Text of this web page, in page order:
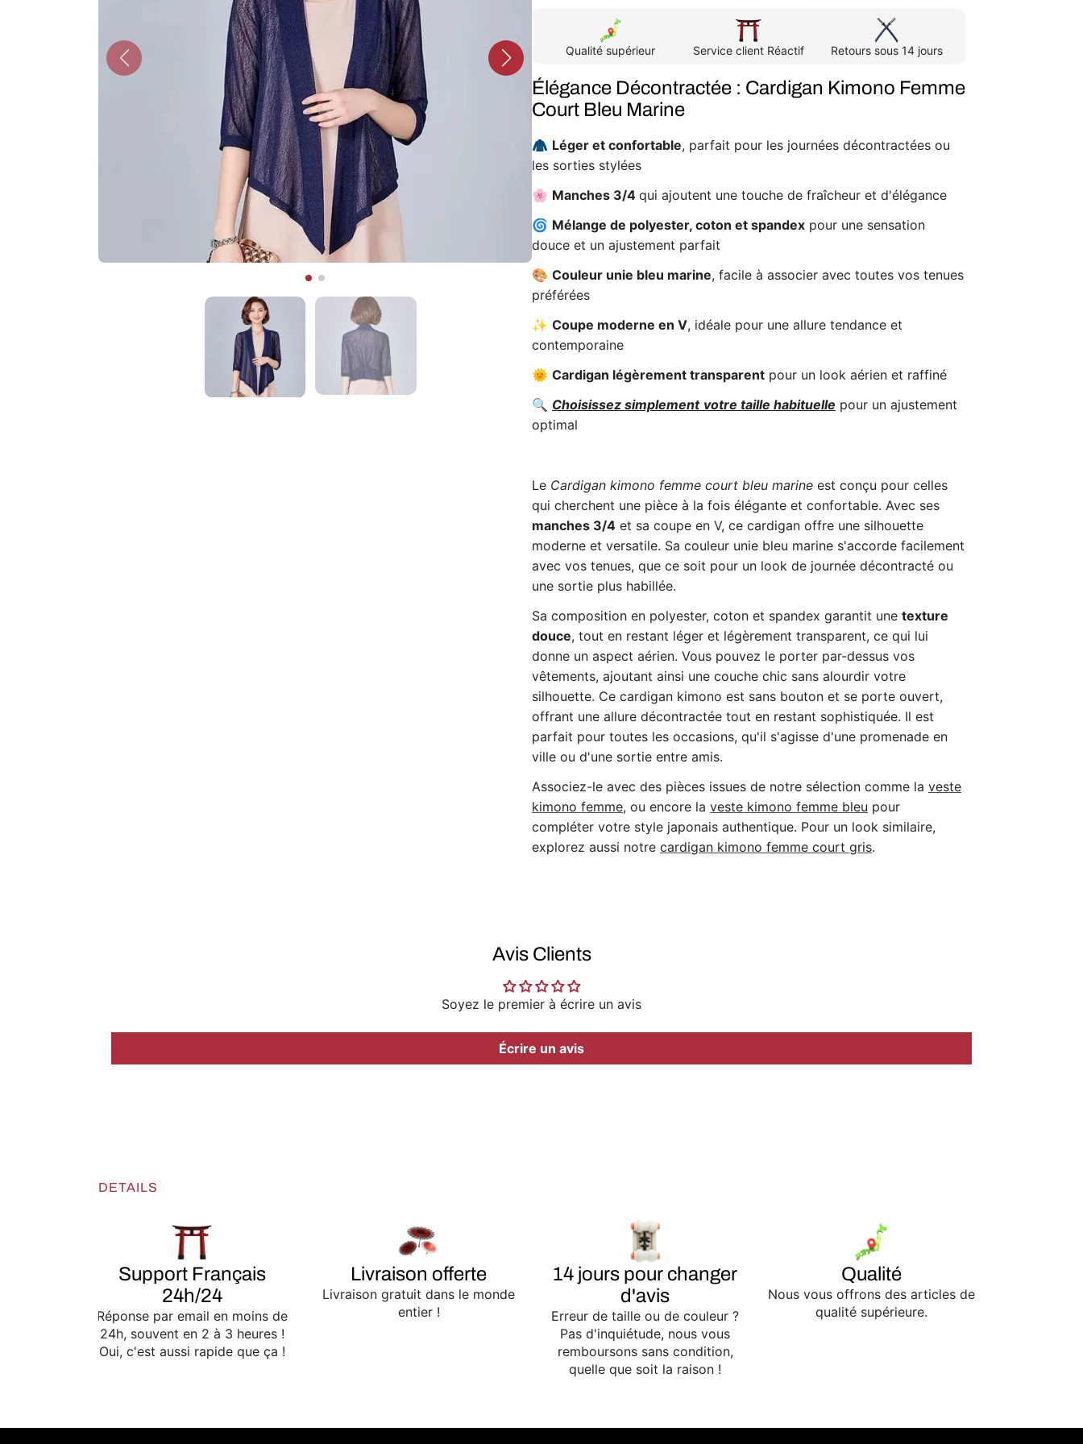
femme
bleu
marine
Cardigan
kimono
femme
bleu
marine
Qualité supérieur Service client Réactif Retours sous 14 jours
Élégance Décontractée : Cardigan Kimono Femme
Court Bleu Marine
🧥 Léger et confortable, parfait pour les journées décontractées ou
les sorties stylées
🌸 Manches 3/4 qui ajoutent une touche de fraîcheur et d'élégance
🌀 Mélange de polyester, coton et spandex pour une sensation
douce et un ajustement parfait
🎨 Couleur unie bleu marine, facile à associer avec toutes vos tenues
préférées
✨ Coupe moderne en V, idéale pour une allure tendance et
contemporaine
🌞 Cardigan légèrement transparent pour un look aérien et raffiné
🔍 Choisissez simplement votre taille habituelle pour un ajustement
optimal
Le Cardigan kimono femme court bleu marine est conçu pour celles
qui cherchent une pièce à la fois élégante et confortable. Avec ses
manches 3/4 et sa coupe en V, ce cardigan offre une silhouette
moderne et versatile. Sa couleur unie bleu marine s'accorde facilement
avec vos tenues, que ce soit pour un look de journée décontracté ou
une sortie plus habillée.
Sa composition en polyester, coton et spandex garantit une texture
douce, tout en restant léger et légèrement transparent, ce qui lui
donne un aspect aérien. Vous pouvez le porter par-dessus vos
vêtements, ajoutant ainsi une couche chic sans alourdir votre
silhouette. Ce cardigan kimono est sans bouton et se porte ouvert,
offrant une allure décontractée tout en restant sophistiquée. Il est
parfait pour toutes les occasions, qu'il s'agisse d'une promenade en
ville ou d'une sortie entre amis.
Associez-le avec des pièces issues de notre sélection comme la veste
kimono femme, ou encore la veste kimono femme bleu pour
compléter votre style japonais authentique. Pour un look similaire,
explorez aussi notre cardigan kimono femme court gris.
Avis Clients
Soyez le premier à écrire un avis
Écrire un avis
DETAILS
Support Français
24h/24
Réponse par email en moins de
24h, souvent en 2 à 3 heures !
Oui, c'est aussi rapide que ça !
Livraison offerte
Livraison gratuit dans le monde
entier !
14 jours pour changer
d'avis
Erreur de taille ou de couleur ?
Pas d'inquiétude, nous vous
remboursons sans condition,
quelle que soit la raison !
Qualité
Nous vous offrons des articles de
qualité supérieure.